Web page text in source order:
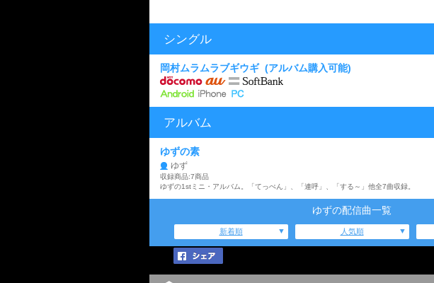
シングル
岡村ムラムラブギウギ (アルバム購入可能)
アルバム
ゆずの素
ゆず
収録商品:7商品
ゆずの1stミニ・アルバム。「てっぺん」、「連呼」、「する～」他全7曲収録。
ゆずの配信曲一覧
新着順 人気順